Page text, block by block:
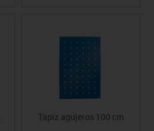
Tapiz agujeros 100 cm